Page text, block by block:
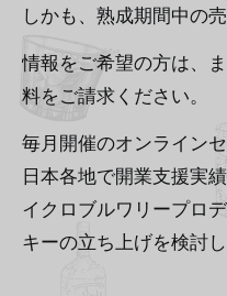
しかも、熟成期間中の
情報をご希望の方は、
料をご請求ください。
毎月開催のオンライン
日本各地で開業支援実
イクロブルワリープロ
キーの立ち上げを検討